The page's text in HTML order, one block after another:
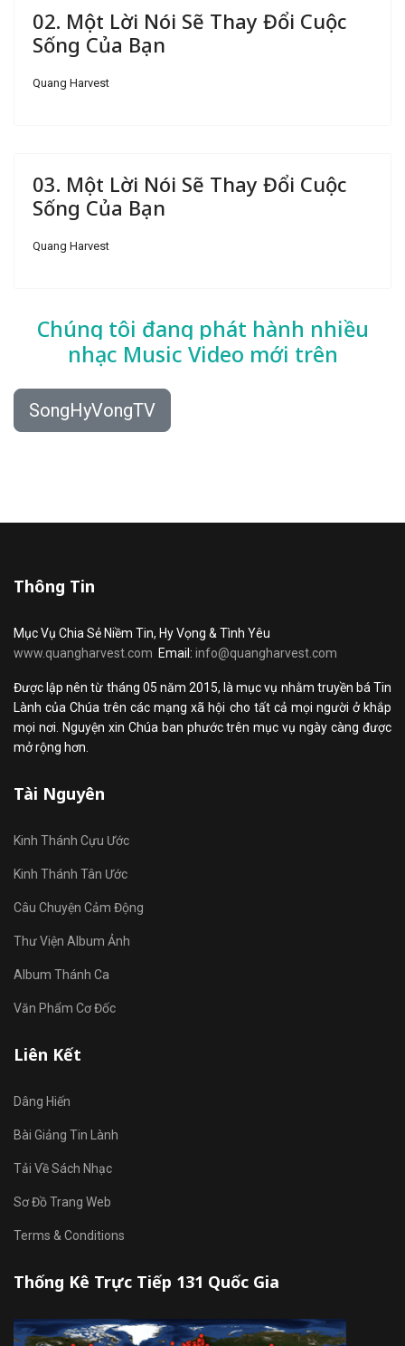
02. Một Lời Nói Sẽ Thay Đổi Cuộc
Sống Của Bạn
Quang Harvest
03. Một Lời Nói Sẽ Thay Đổi Cuộc
Sống Của Bạn
Quang Harvest
Chúng tôi đang phát hành nhiều
nhạc Music Video mới trên
SongHyVongTV
Thông Tin
Mục Vụ Chia Sẻ Niềm Tin, Hy Vọng & Tình Yêu
www.quangharvest.com Email: info@quangharvest.com
Được lập nên từ tháng 05 năm 2015, là mục vụ nhằm truyền bá Tin
Lành của Chúa trên các mạng xã hội cho tất cả mọi người ở khắp
mọi nơi. Nguyện xin Chúa ban phước trên mục vụ ngày càng được
mở rộng hơn.
Tài Nguyên
Kinh Thánh Cựu Ước
Kinh Thánh Tân Ước
Câu Chuyện Cảm Động
Thư Viện Album Ảnh
Album Thánh Ca
Văn Phẩm Cơ Đốc
Liên Kết
Dâng Hiến
Bài Giảng Tin Lành
Tải Về Sách Nhạc
Sơ Đồ Trang Web
Terms & Conditions
Thống Kê Trực Tiếp 131 Quốc Gia